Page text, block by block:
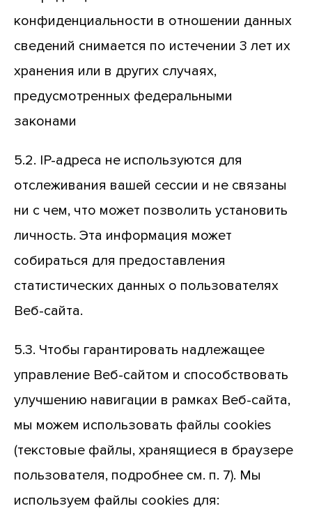
конфиденциальности в отношении данных
сведений снимается по истечении 3 лет их
хранения или в других случаях,
предусмотренных федеральными
законами
5.2. IP-адреса не используются для
отслеживания вашей сессии и не связаны
ни с чем, что может позволить установить
личность. Эта информация может
собираться для предоставления
статистических данных о пользователях
Веб-сайта.
5.3. Чтобы гарантировать надлежащее
управление Веб-сайтом и способствовать
улучшению навигации в рамках Веб-сайта,
мы можем использовать файлы cookies
(текстовые файлы, хранящиеся в браузере
пользователя, подробнее см. п. 7). Мы
используем файлы cookies для: